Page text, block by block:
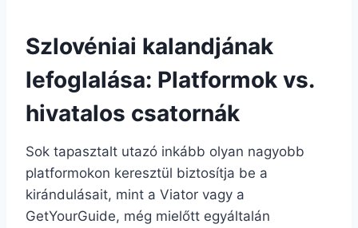
Szlovéniai kalandjának
lefoglalása: Platformok vs.
hivatalos csatornák
Sok tapasztalt utazó inkább olyan nagyobb
platformokon keresztül biztosítja be a
kirándulásait, mint a Viator vagy a
GetYourGuide, még mielőtt egyáltalán